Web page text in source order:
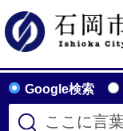
Google検索